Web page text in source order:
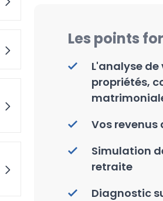
Les points
L'analyse
propriétés,
Vos
Simulation
retraite
Diagnostic